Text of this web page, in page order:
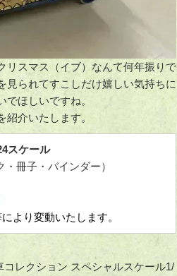
リスマス（イブ）なんて何年振りで
見られてすこしだけ嬉しい気持ちに
ほしいですね。
介いたします。
スケール
冊子・バインダー）
より変動いたします。
レクション スペシャルスケール1/